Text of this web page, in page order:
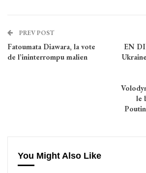
PREV POST
Fatoumata Diawara, la vote
de l’ininterrompu malien
EN
le
You Might Also Like